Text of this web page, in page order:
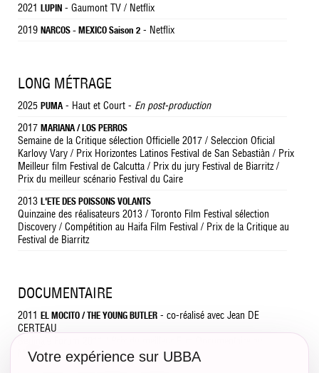
2021 LUPIN - Gaumont TV / Netflix
2019 NARCOS - MEXICO Saison 2 - Netflix
LONG MÉTRAGE
2025 PUMA- Haut et Court - En post-production
2017 MARIANA / LOS PERROS
Semaine de la Critique sélection Officielle 2017 / Seleccion Oficial
Karlovy Vary / Prix Horizontes Latinos Festival de San Sebastiàn / Prix
Meilleur film Festival de Calcutta / Prix du jury Festival de Biarritz /
Prix du meilleur scénario Festival du Caire
2013 L'ETE DES POISSONS VOLANTS
Quinzaine des réalisateurs 2013 / Toronto Film Festival sélection
Discovery / Compétition au Haifa Film Festival / Prix de la Critique au
Festival de Biarritz
DOCUMENTAIRE
2011 EL MOCITO / THE YOUNG BUTLER - co-réalisé avec Jean DE
CERTEAU
Berlinale Forum 2011 / Prix du meilleur Film Documentaire au
Munich Film Festival
Votre expérience sur UBBA